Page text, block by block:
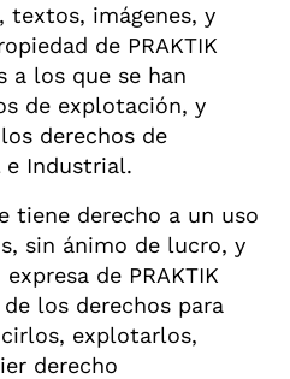
textos, imágenes, y
de PRAKTIK
a los que se han
de explotación, y
derechos de
e Industrial.
tiene derecho a un uso
sin ánimo de lucro, y
de PRAKTIK
los derechos para
explotarlos,
derecho